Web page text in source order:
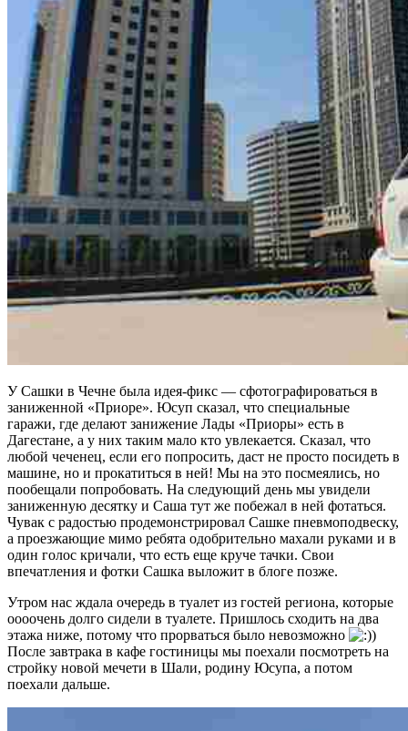
У Сашки в Чечне была идея-фикс — сфотографироваться в
заниженной «Приоре». Юсуп сказал, что специальные
гаражи, где делают занижение Лады «Приоры» есть в
Дагестане, а у них таким мало кто увлекается. Сказал, что
любой чеченец, если его попросить, даст не просто посидеть в
машине, но и прокатиться в ней! Мы на это посмеялись, но
пообещали попробовать. На следующий день мы увидели
заниженную десятку и Саша тут же побежал в ней фотаться.
Чувак с радостью продемонстрировал Сашке пневмоподвеску,
а проезжающие мимо ребята одобрительно махали руками и в
один голос кричали, что есть еще круче тачки. Свои
впечатления и фотки Сашка выложит в блоге позже.
Утром нас ждала очередь в туалет из гостей региона, которые
оооочень долго сидели в туалете. Пришлось сходить на два
этажа ниже, потому что прорваться было невозможно
)
После завтрака в кафе гостиницы мы поехали посмотреть на
стройку новой мечети в Шали, родину Юсупа, а потом
поехали дальше.